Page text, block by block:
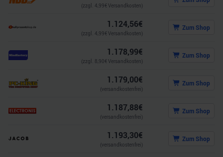
(zzgl. 4,99€ Versandkosten)
1.124,56€
(zzgl. 4,99€ Versandkosten)
Zum Shop
1.178,99€
(zzgl. 8,90€ Versandkosten)
Zum Shop
1.179,00€
(versandkostenfrei)
Zum Shop
1.187,88€
(versandkostenfrei)
Zum Shop
1.193,30€
(versandkostenfrei)
Zum Shop